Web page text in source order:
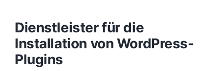
Konzept
Design
Dienstleister für die
Installation von WordPress-
Plugins